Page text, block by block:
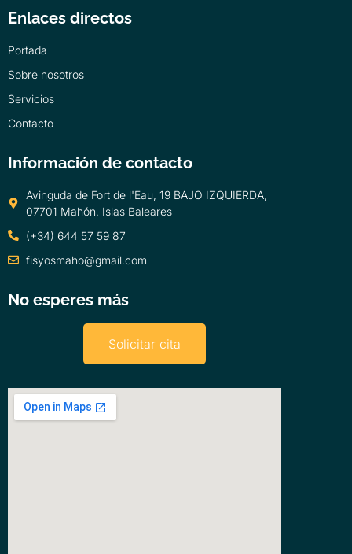
Enlaces directos
Portada
Sobre nosotros
Servicios
Contacto
Información de contacto
Avinguda de Fort de l'Eau, 19 BAJO IZQUIERDA,
07701 Mahón, Islas Baleares
(+34) 644 57 59 87
fisyosmaho@gmail.com
No esperes más
Solicitar cita